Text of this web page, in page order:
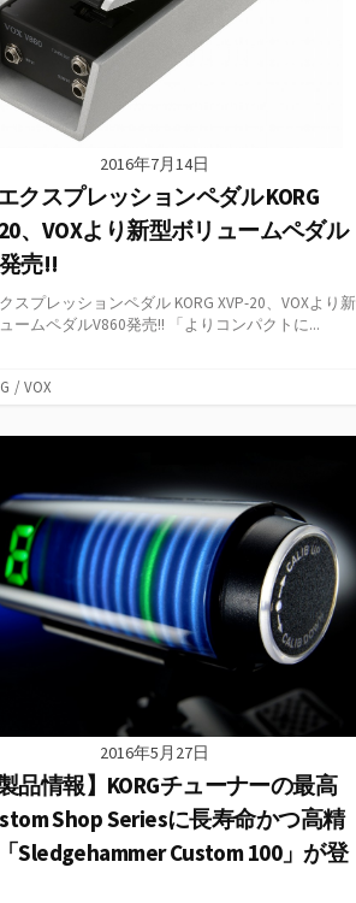
2016年7月14日
クスプレッションペダル KORG
、VOXより新型ボリュームペダル
売!!
スプレッションペダル KORG XVP-20、VOXより新
ームペダルV860発売!! 「よりコンパクトに...
/ VOX
2016年5月27日
製品情報】KORGチューナーの最高
Shop Seriesに長寿命かつ高精
Sledgehammer Custom 100」が登